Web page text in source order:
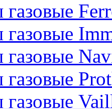
газовые
газовые
газовые
газовые
газовые